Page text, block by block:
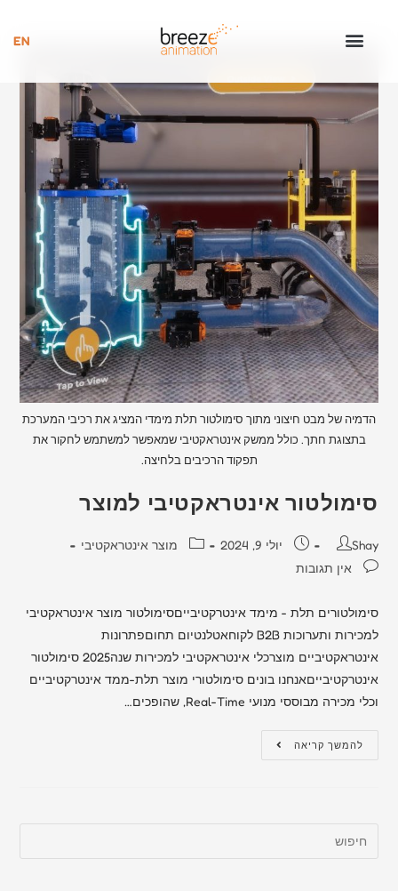
הדמיה של מבט חיצוני מתוך סימולטור תלת מימדי המציג את רכיבי המערכת
בתצוגת חתך. כולל ממשק אינטראקטיבי שמאפשר למשתמש לחקור את
תפקוד הרכיבים בלחיצה.
סימולטור אינטראקטיבי למוצר
Shay יולי 9, 2024
מוצר אינטראקטיבי
אין תגובות
סימולטורים תלת - מימד אינטרקטיבייםסימולטור מוצר אינטראקטיבי
למכירות ותערוכות B2B לקוחאטלנטיום תחוםפתרונות
אינטראקטיביים מוצרכלי אינטראקטיבי למכירות שנה2025 סימולטור
אינטרקטיבייםאנחנו בונים סימולטורי מוצר תלת-ממד אינטרקטיביים
וכלי מכירה מבוססי מנועי Real-Time, שהופכים…
להמשך קריאה